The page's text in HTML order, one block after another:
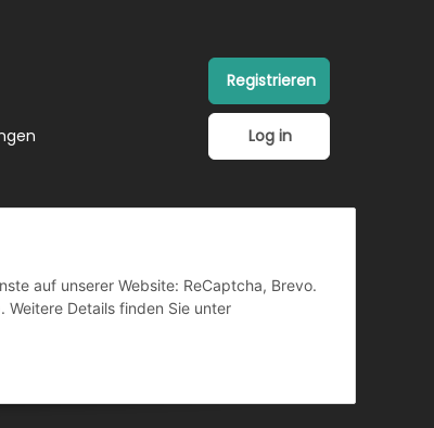
auf unserer Website: ReCaptcha, Brevo.
Details finden Sie unter
Registrieren
Log in